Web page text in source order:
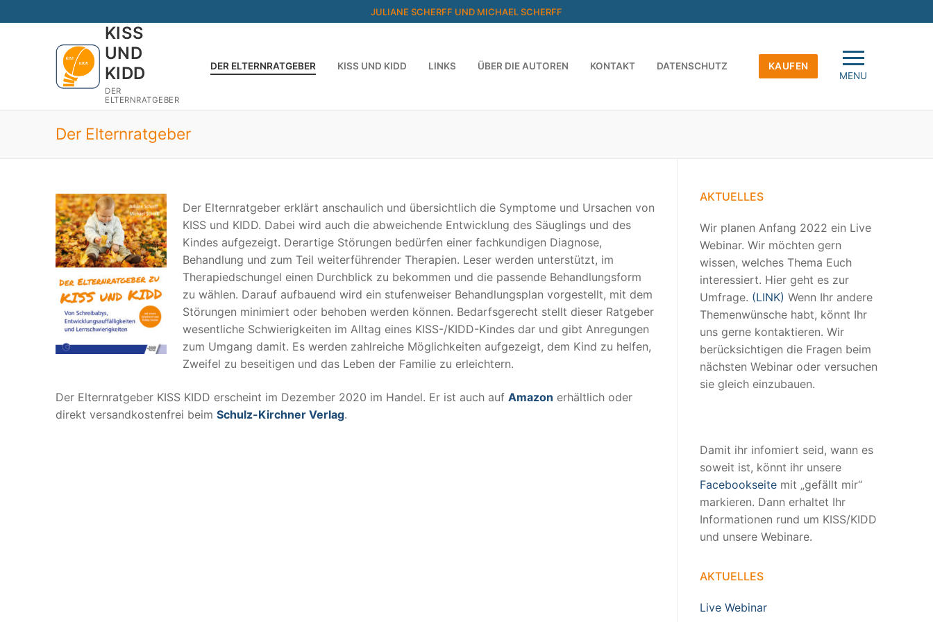
Inhalt
JULIANE SCHERFF UND MICHAEL SCHERFF
KISS
UND
KIDD
DER
ELTERNRATGEBER
DER ELTERNRATGEBER KISS UND KIDD LINKS ÜBER DIE AUTOREN KONTAKT DATENSCHUTZ
KAUFEN
MENU
Der Elternratgeber
Der Elternratgeber erklärt anschaulich und übersichtlich die Symptome und Ursachen von
KISS und KIDD. Dabei wird auch die abweichende Entwicklung des Säuglings und des
Kindes aufgezeigt. Derartige Störungen bedürfen einer fachkundigen Diagnose,
Behandlung und zum Teil weiterführender Therapien. Leser werden unterstützt, im
Therapiedschungel einen Durchblick zu bekommen und die passende Behandlungsform
zu wählen. Darauf aufbauend wird ein stufenweiser Behandlungsplan vorgestellt, mit dem
Störungen minimiert oder behoben werden können. Bedarfsgerecht stellt dieser Ratgeber
wesentliche Schwierigkeiten im Alltag eines KISS-/KIDD-Kindes dar und gibt Anregungen
zum Umgang damit. Es werden zahlreiche Möglichkeiten aufgezeigt, dem Kind zu helfen,
Zweifel zu beseitigen und das Leben der Familie zu erleichtern.
Der Elternratgeber KISS KIDD erscheint im Dezember 2020 im Handel. Er ist auch auf Amazon erhältlich oder
direkt versandkostenfrei beim Schulz-Kirchner Verlag.
AKTUELLES
Wir planen Anfang 2022 ein Live
Webinar. Wir möchten gern
wissen, welches Thema Euch
interessiert. Hier geht es zur
Umfrage. (LINK) Wenn Ihr andere
Themenwünsche habt, könnt Ihr
uns gerne kontaktieren. Wir
berücksichtigen die Fragen beim
nächsten Webinar oder versuchen
sie gleich einzubauen.
Damit ihr infomiert seid, wann es
soweit ist, könnt ihr unsere
Facebookseite mit „gefällt mir“
markieren. Dann erhaltet Ihr
Informationen rund um KISS/KIDD
und unsere Webinare.
AKTUELLES
Live Webinar